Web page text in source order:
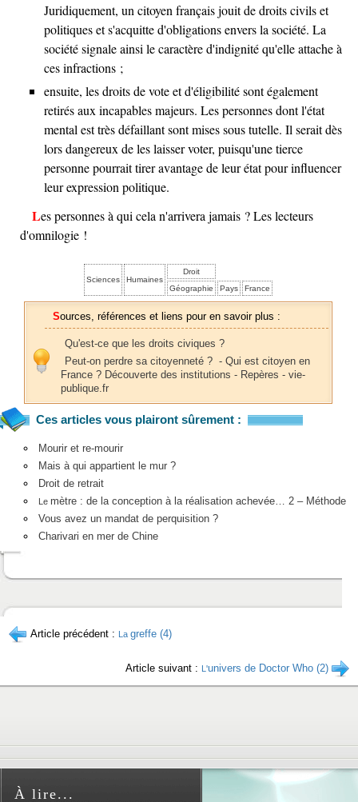
Juridiquement, un citoyen français jouit de droits civils et
politiques et s'acquitte d'obligations envers la société. La
société signale ainsi le caractère d'indignité qu'elle attache à
ces infractions ;
ensuite, les droits de vote et d'éligibilité sont également
retirés aux incapables majeurs. Les personnes dont l'état
mental est très défaillant sont mises sous tutelle. Il serait dès
lors dangereux de les laisser voter, puisqu'une tierce
personne pourrait tirer avantage de leur état pour influencer
leur expression politique.
Les personnes à qui cela n'arrivera jamais ? Les lecteurs
d'omnilogie !
Sciences Humaines
Droit
Géographie
Pays France
Sources, références et liens pour en savoir plus :
Qu'est-ce que les droits civiques ?
Peut-on perdre sa citoyenneté ? - Qui est citoyen en
France ? Découverte des institutions - Repères - vie-
publique.fr
Ces articles vous plairont sûrement :
Mourir et re-mourir
Mais à qui appartient le mur ?
Droit de retrait
Le mètre : de la conception à la réalisation achevée… 2 – Méthode
Vous avez un mandat de perquisition ?
Charivari en mer de Chine
Article précédent : La greffe (4)
Article suivant : L'univers de Doctor Who (2)
À lire...